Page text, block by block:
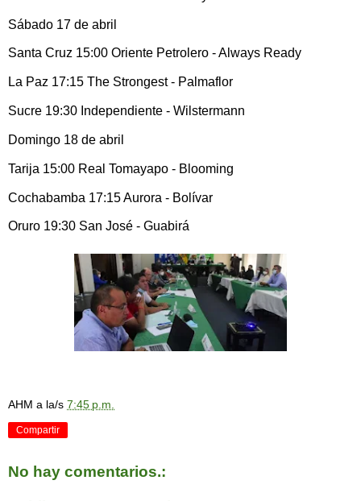
Sábado 17 de abril
Santa Cruz 15:00 Oriente Petrolero - Always Ready
La Paz 17:15 The Strongest - Palmaflor
Sucre 19:30 Independiente - Wilstermann
Domingo 18 de abril
Tarija 15:00 Real Tomayapo - Blooming
Cochabamba 17:15 Aurora - Bolívar
Oruro 19:30 San José - Guabirá
AHM a la/s 7:45 p.m.
Compartir
No hay comentarios.: